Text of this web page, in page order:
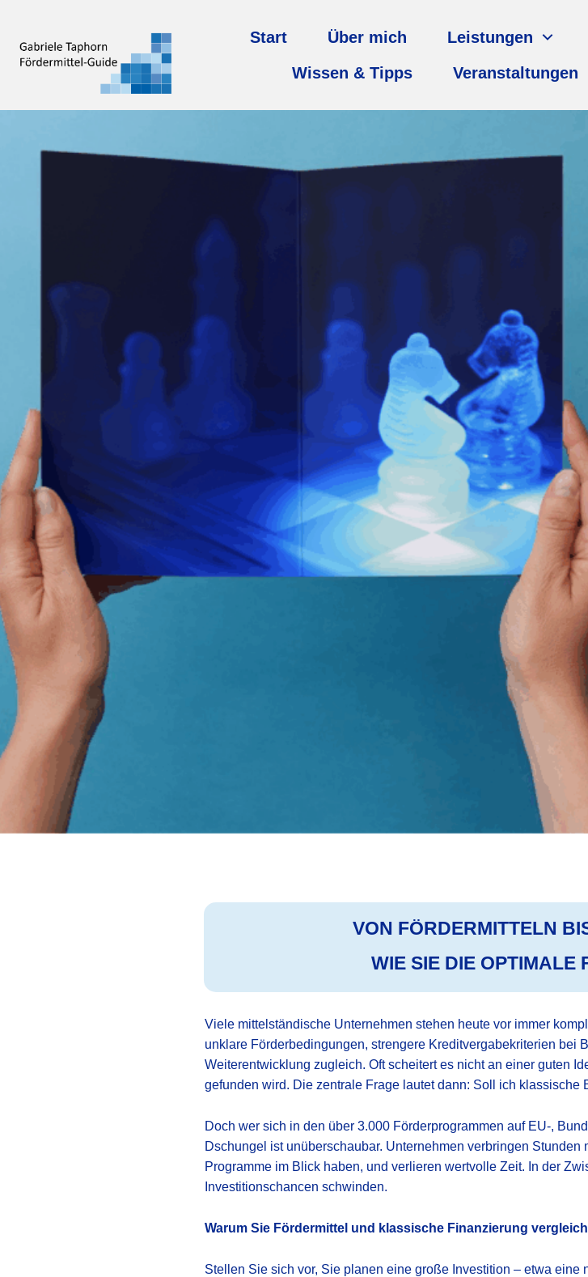
Start Über mich Leistungen
Wissen & Tipps
Veranstaltungen
VON FÖRDERMITTELN
WIE SIE DIE OPTIMALE
Viele mittelständische Unternehmen stehen heute vor immer
unklare Förderbedingungen, strengere Kreditvergabekriterien bei
Weiterentwicklung zugleich. Oft scheitert es nicht an einer guten
gefunden wird. Die zentrale Frage lautet dann: Soll ich
Doch wer sich in den über 3.000 Förderprogrammen auf EU-,
Dschungel ist unüberschaubar. Unternehmen verbringen
Programme im Blick haben, und verlieren wertvolle Zeit. In der
Investitionschancen schwinden.
Warum Sie Fördermittel und klassische Finanzierung
Stellen Sie sich vor, Sie planen eine große Investition – etwa